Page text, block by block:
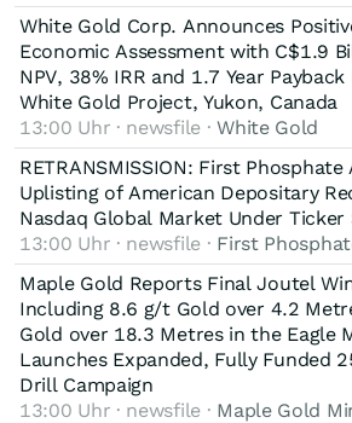
White Gold Corp. Announces
Economic Assessment with C$1.9
NPV, 38% IRR and 1.7 Year
White Gold Project, Yukon, Canada
13:00 Uhr · newsfile ·White Gold
RETRANSMISSION: First
Uplisting of American Depositary
Nasdaq Global Market Under Ticker
13:00 Uhr · newsfile · First
Maple Gold Reports Final Joutel
Including 8.6 g/t Gold over 4.2
Gold over 18.3 Metres in the Eagle
Launches Expanded, Fully Funded
Drill Campaign
13:00 Uhr · newsfile · Maple Gold